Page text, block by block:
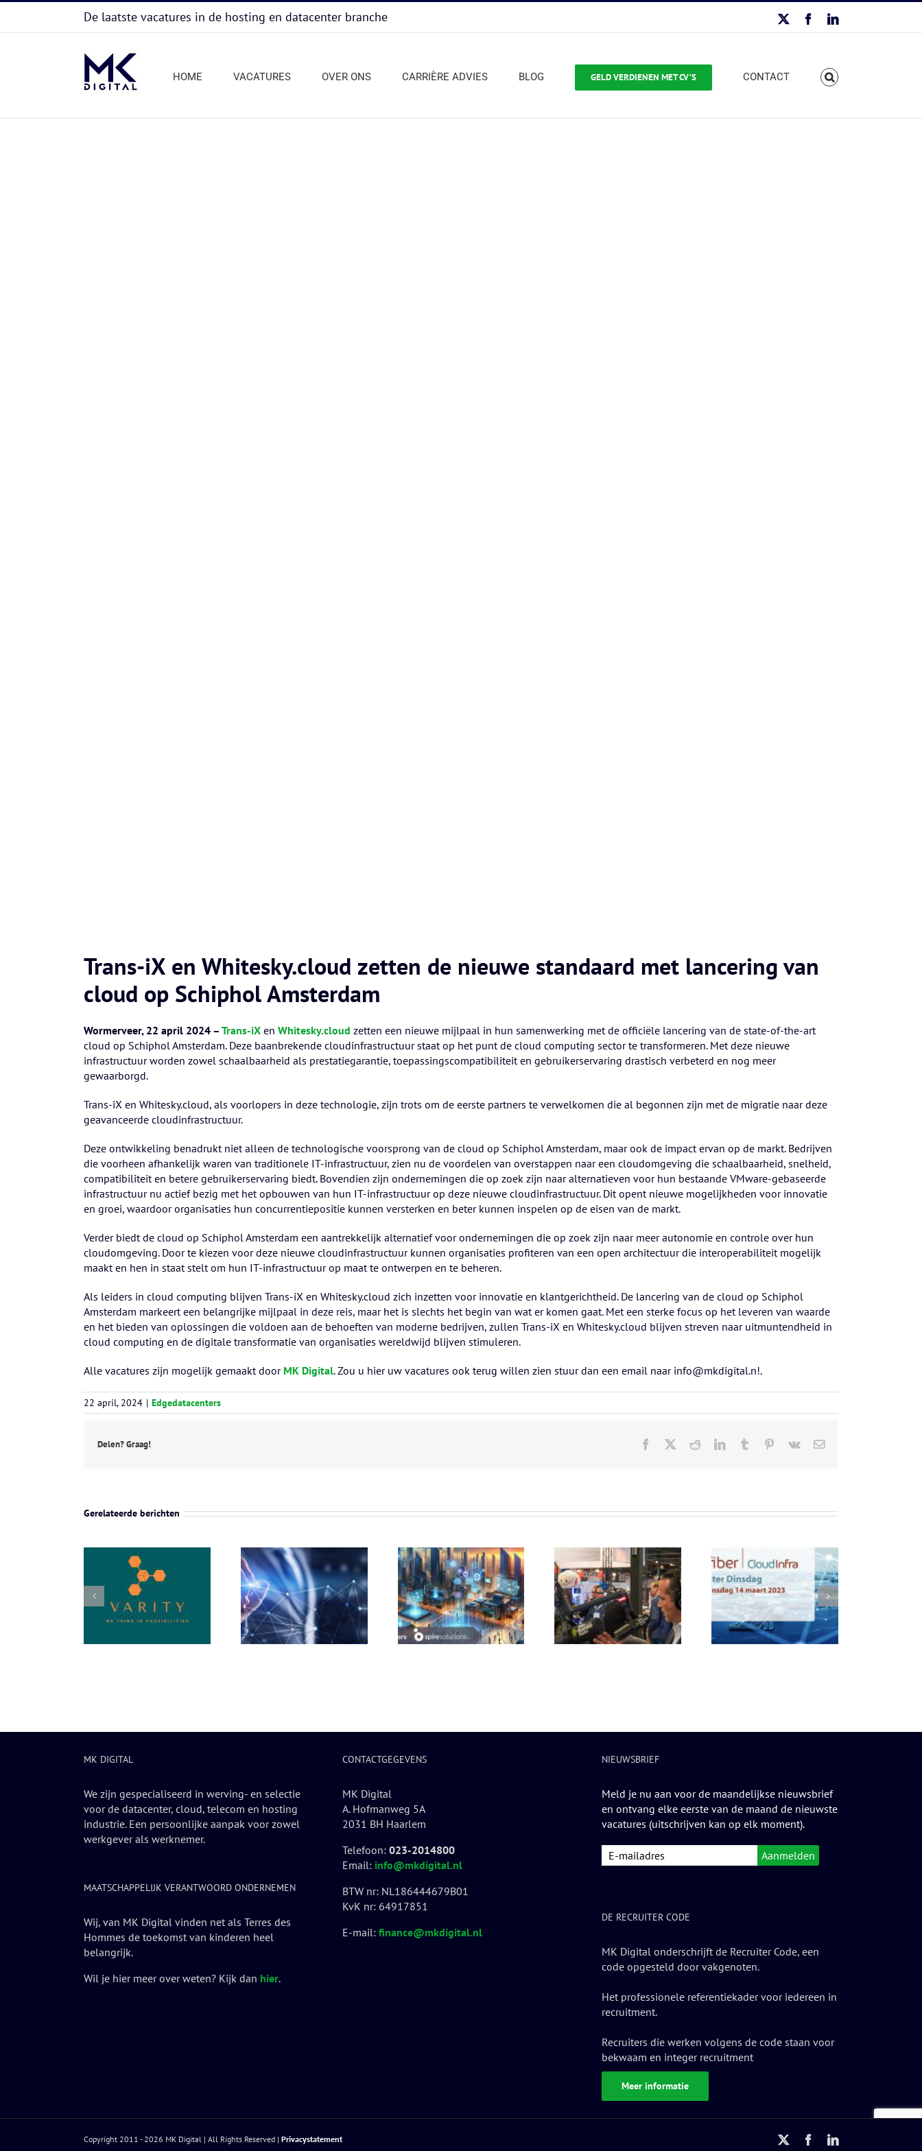
inhoud
De laatste vacatures in de hosting en datacenter branche X FacebookLinkedIn
HOME VACATURES OVER ONS CARRIÈRE ADVIES BLOG GELD VERDIENEN MET CV’S CONTACT
Trans-iX en Whitesky.cloud zetten de nieuwe standaard met lancering van
cloud op Schiphol Amsterdam
Wormerveer, 22 april 2024 – Trans-iX en Whitesky.cloud zetten een nieuwe mijlpaal in hun samenwerking met de officiële lancering van de state-of-the-art
cloud op Schiphol Amsterdam. Deze baanbrekende cloudinfrastructuur staat op het punt de cloud computing sector te transformeren. Met deze nieuwe
infrastructuur worden zowel schaalbaarheid als prestatiegarantie, toepassingscompatibiliteit en gebruikerservaring drastisch verbeterd en nog meer
gewaarborgd.
Trans-iX en Whitesky.cloud, als voorlopers in deze technologie, zijn trots om de eerste partners te verwelkomen die al begonnen zijn met de migratie naar deze
geavanceerde cloudinfrastructuur.
Deze ontwikkeling benadrukt niet alleen de technologische voorsprong van de cloud op Schiphol Amsterdam, maar ook de impact ervan op de markt. Bedrijven
die voorheen afhankelijk waren van traditionele IT-infrastructuur, zien nu de voordelen van overstappen naar een cloudomgeving die schaalbaarheid, snelheid,
compatibiliteit en betere gebruikerservaring biedt. Bovendien zijn ondernemingen die op zoek zijn naar alternatieven voor hun bestaande VMware-gebaseerde
infrastructuur nu actief bezig met het opbouwen van hun IT-infrastructuur op deze nieuwe cloudinfrastructuur. Dit opent nieuwe mogelijkheden voor innovatie
en groei, waardoor organisaties hun concurrentiepositie kunnen versterken en beter kunnen inspelen op de eisen van de markt.
Verder biedt de cloud op Schiphol Amsterdam een aantrekkelijk alternatief voor ondernemingen die op zoek zijn naar meer autonomie en controle over hun
cloudomgeving. Door te kiezen voor deze nieuwe cloudinfrastructuur kunnen organisaties profiteren van een open architectuur die interoperabiliteit mogelijk
maakt en hen in staat stelt om hun IT-infrastructuur op maat te ontwerpen en te beheren.
Als leiders in cloud computing blijven Trans-iX en Whitesky.cloud zich inzetten voor innovatie en klantgerichtheid. De lancering van de cloud op Schiphol
Amsterdam markeert een belangrijke mijlpaal in deze reis, maar het is slechts het begin van wat er komen gaat. Met een sterke focus op het leveren van waarde
en het bieden van oplossingen die voldoen aan de behoeften van moderne bedrijven, zullen Trans-iX en Whitesky.cloud blijven streven naar uitmuntendheid in
cloud computing en de digitale transformatie van organisaties wereldwijd blijven stimuleren.
Alle vacatures zijn mogelijk gemaakt door MK Digital. Zou u hier uw vacatures ook terug willen zien stuur dan een email naar info@mkdigital.n!.
22 april, 2024 | Edgedatacenters
Delen? Graag! Facebook RedditLinkedInTumblr Pinterest
Vk
E-
Gerelateerde berichten
De Veelvoorkomende
Uitdagingen van
Internetconnectivity
Leveranciers voor het
Cloudsuppliers en Spire
Solutions smeden
Strategisch Partnerschap
voor een samenwerking
op marketing en business
development.
Huawei Cloud Partner
Ecosystem Sets Course for
Innovation and Growth in
2024
Datacenter Dinsdag – 14
maart 2023
MK DIGITAL
We zijn gespecialiseerd in werving- en selectie
voor de datacenter, cloud, telecom en hosting
industrie. Een persoonlijke aanpak voor zowel
werkgever als werknemer.
MAATSCHAPPELIJK VERANTWOORD ONDERNEMEN
Wij, van MK Digital vinden net als Terres des
Hommes de toekomst van kinderen heel
belangrijk.
Wil je hier meer over weten? Kijk dan hier.
CONTACTGEGEVENS
MK Digital
A. Hofmanweg 5A
2031 BH Haarlem
Telefoon:023-2014800
Email: info@mkdigital.nl
BTW nr: NL186444679B01
KvK nr: 64917851
E-mail:finance@mkdigital.nl
NIEUWSBRIEF
Meld je nu aan voor de maandelijkse nieuwsbrief
en ontvang elke eerste van de maand de nieuwste
vacatures (uitschrijven kan op elk moment).
DE RECRUITER CODE
MK Digital onderschrijft de Recruiter Code, een
code opgesteld door vakgenoten.
Het professionele referentiekader voor iedereen in
recruitment.
Recruiters die werken volgens de code staan voor
bekwaam en integer recruitment
Meer informatie
Copyright 2011 -2026 MK Digital | All Rights Reserved | Privacystatement FacebookLinkedIn